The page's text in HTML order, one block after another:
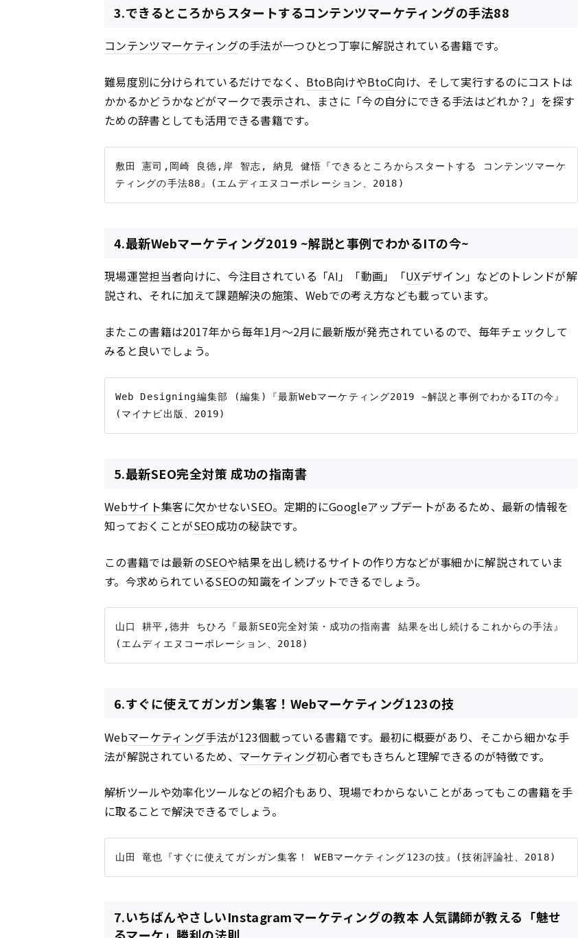
3.できるところからスタートするコンテンツマーケティングの手法88
コンテンツマーケティングの手法が一つひとつ丁寧に解説されている書籍です。
難易度別に分けられているだけでなく、 BtoB向けやBtoC向け、そして実行するのにコストは
かかるかどうかなどがマークで表示され、まさに「今の自分にできる手法はどれか？」を探す
ための辞書としても活用できる書籍です。
敷田 憲司,岡崎 良徳,岸 智志, 納見 健悟『できるところからスタートする コンテンツマーケ
4.最新Webマーケティング2019 ~解説と事例でわかるITの今~
現場運営担当者向けに、今注目されている「AI」「動画」「UXデザイン」などのトレンドが解
説され、それに加えて課題解決の施策、Webでの考え方なども載っています。
またこの書籍は2017年から毎年1月〜2月に最新版が発売されているので、毎年チェックして
みると良いでしょう。
Web Designing編集部 (編集)『最新Webマーケティング2019 ~解説と事例でわかるITの今』
5.最新SEO完全対策 成功の指南書
Webサイト集客に欠かせないSEO。定期的にGoogleアップデートがあるため、最新の情報を
知っておくことがSEO成功の秘訣です。
この書籍では最新のSEOや結果を出し続けるサイトの作り方などが事細かに解説されていま
す。今求められているSEOの知識をインプットできるでしょう。
山口 耕平,徳井 ちひろ『最新SEO完全対策・成功の指南書 結果を出し続けるこれからの手法』
6.すぐに使えてガンガン集客！Webマーケティング123の技
Webマーケティング手法が123個載っている書籍です。最初に概要があり、そこから細かな手
法が解説されているため、 マーケティング初心者でもきちんと理解できるのが特徴です。
解析ツールや効率化ツールなどの紹介もあり、現場でわからないことがあってもこの書籍を手
に取ることで解決できるでしょう。
7.いちばんやさしいInstagramマーケティングの教本 人気講師が教える「魅せ